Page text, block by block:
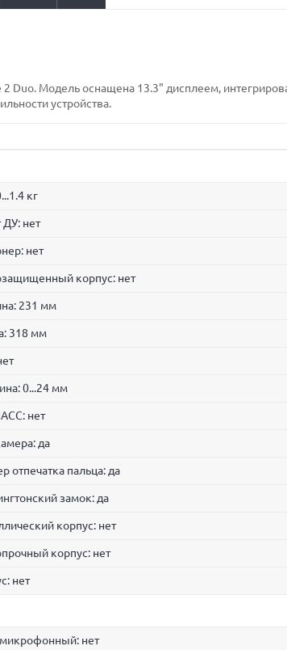
2 Duo. Модель оснащена 13.3" дисплеем,
устройства.
кг
ДУ: нет
нет
корпус: нет
231 мм
318 мм
0...24 мм
нет
да
отпечатка пальца: да
замок: да
корпус: нет
корпус: нет
нет
нет